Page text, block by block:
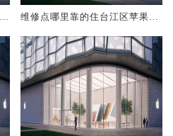
维修点哪里靠的住台江区苹果X